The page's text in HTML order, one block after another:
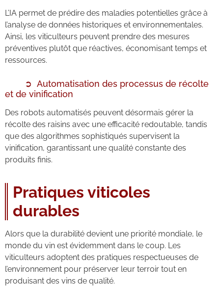
L’IA permet de prédire des maladies potentielles grâce à
l’analyse de données historiques et environnementales.
Ainsi, les viticulteurs peuvent prendre des mesures
préventives plutôt que réactives, économisant temps et
ressources.
Automatisation des processus de récolte
et de vinification
Des robots automatisés peuvent désormais gérer la
récolte des raisins avec une efficacité redoutable, tandis
que des algorithmes sophistiqués supervisent la
vinification, garantissant une qualité constante des
produits finis.
Pratiques viticoles
durables
Alors que la durabilité devient une priorité mondiale, le
monde du vin est évidemment dans le coup. Les
viticulteurs adoptent des pratiques respectueuses de
l’environnement pour préserver leur terroir tout en
produisant des vins de qualité.